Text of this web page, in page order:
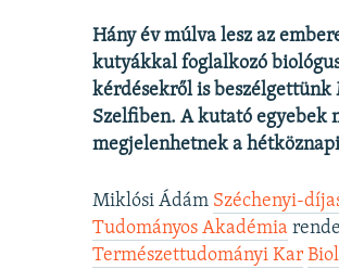
Hány év múlva lesz az
kutyákkal foglalkozó
kérdésekről is beszélgettünk
Szelfiben. A kutató egyebek
megjelenhetnek a
Miklósi Ádám Széchenyi-
Tudományos Akadémia
Természettudományi Kar